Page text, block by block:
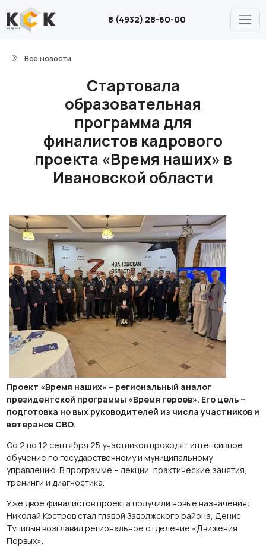
8 (4932) 28-60-00
Все новости
Стартовала
образовательная
программа для
финалистов кадрового
проекта «Время наших» в
Ивановской области
Проект «Время наших» – региональный аналог
президентской программы «Время героев». Его цель –
подготовка но вых руководителей из числа участников и
ветеранов СВО.
Со 2 по 12 сентября 25 участников проходят интенсивное
обучение по государственному и муниципальному
управлению. В программе – лекции, практические занятия,
тренинги и диагностика.
Уже двое финалистов проекта получили новые назначения:
Николай Костров стал главой Заволжского района, Денис
Тупицын возглавил региональное отделение «Движения
Первых».